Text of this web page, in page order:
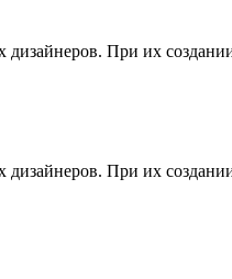
При их
При их